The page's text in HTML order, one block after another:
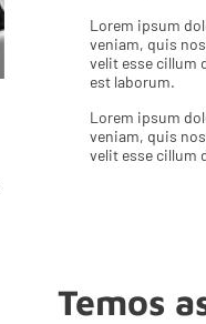
Lorem ipsum
veniam, quis
velit esse cillum
est laborum.
Lorem ipsum
veniam, quis
velit esse cillum
Temos